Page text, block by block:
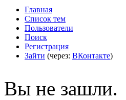
Главная
Список тем
Пользователи
Поиск
Регистрация
Зайти (через: ВКонтакте)
Вы не зашли.